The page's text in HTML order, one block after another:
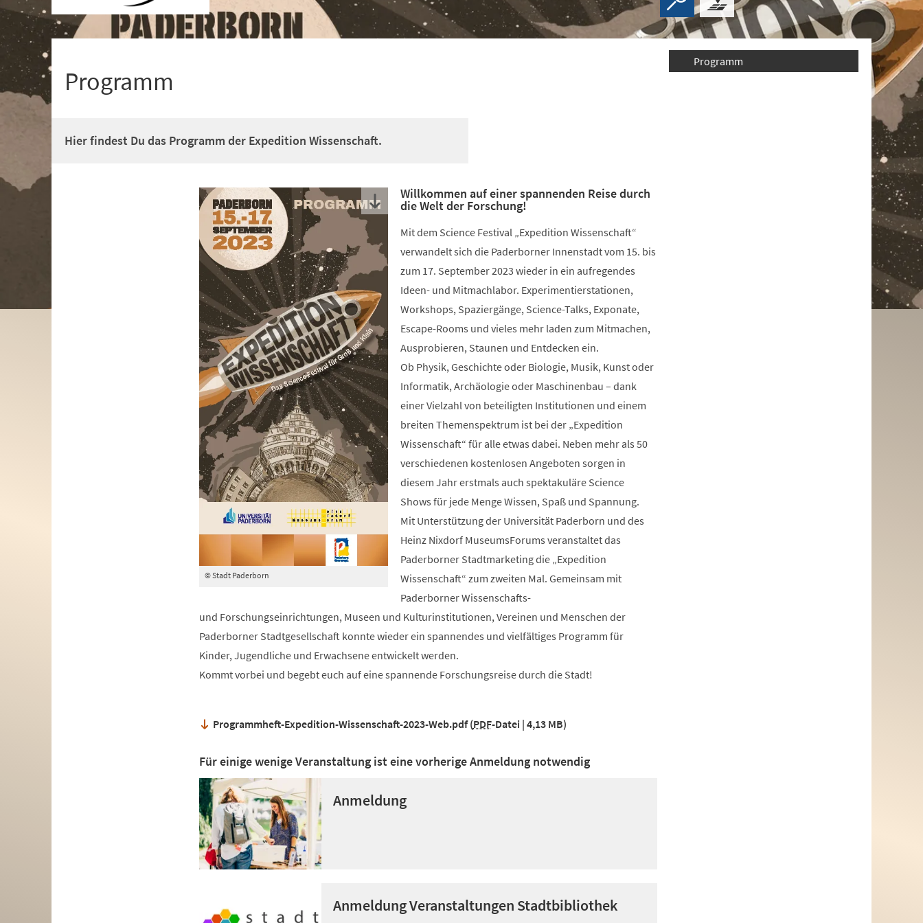
+
1
Programm
Hier findest Du das Programm der Expedition Wissenschaft.
© Stadt Paderborn
Willkommen auf einer spannenden Reise durch
die Welt der Forschung!
Mit dem Science Festival „Expedition Wissenschaft“
verwandelt sich die Paderborner Innenstadt vom 15. bis
zum 17. September 2023 wieder in ein aufregendes
Ideen- und Mitmachlabor. Experimentierstationen,
Workshops, Spaziergänge, Science-Talks, Exponate,
Escape-Rooms und vieles mehr laden zum Mitmachen,
Ausprobieren, Staunen und Entdecken ein.
Ob Physik, Geschichte oder Biologie, Musik, Kunst oder
Informatik, Archäologie oder Maschinenbau – dank
einer Vielzahl von beteiligten Institutionen und einem
breiten Themenspektrum ist bei der „Expedition
Wissenschaft“ für alle etwas dabei. Neben mehr als 50
verschiedenen kostenlosen Angeboten sorgen in
diesem Jahr erstmals auch spektakuläre Science
Shows für jede Menge Wissen, Spaß und Spannung.
Mit Unterstützung der Universität Paderborn und des
Heinz Nixdorf MuseumsForums veranstaltet das
Paderborner Stadtmarketing die „Expedition
Wissenschaft“ zum zweiten Mal. Gemeinsam mit
Paderborner Wissenschafts-
und Forschungseinrichtungen, Museen und Kulturinstitutionen, Vereinen und Menschen der
Paderborner Stadtgesellschaft konnte wieder ein spannendes und vielfältiges Programm für
Kinder, Jugendliche und Erwachsene entwickelt werden.
Kommt vorbei und begebt euch auf eine spannende Forschungsreise durch die Stadt!
Programmheft-Expedition-Wissenschaft-2023-Web.pdf PDF-Datei 4,13 MB
Für einige wenige Veranstaltung ist eine vorherige Anmeldung notwendig
Anmeldung
Anmeldung Veranstaltungen Stadtbibliothek
Programm